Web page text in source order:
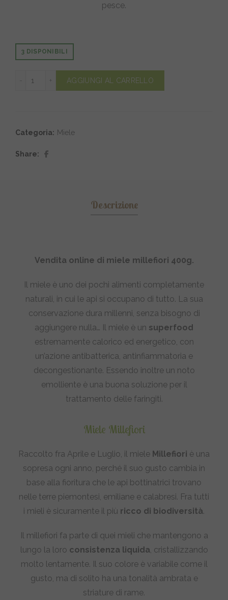
pesce.
3 DISPONIBILI
AGGIUNGI AL CARRELLO
Categoria: Miele
Share
Descrizione
Vendita online di miele millefiori 400g.
Il miele è uno dei pochi alimenti completamente
naturali, in cui le api si occupano di tutto. La sua
conservazione dura millenni, senza bisogno di
aggiungere nulla… Il miele è un superfood
estremamente calorico ed energetico, con
un’azione antibatterica, antinfiammatoria e
decongestionante. Essendo inoltre un noto
emolliente è una buona soluzione per il
trattamento delle faringiti.
Miele Millefiori
Raccolto fra Aprile e Luglio, il miele Millefiori è una
sopresa ogni anno, perché il suo gusto cambia in
base alla fioritura che le api bottinatrici trovano
nelle terre piemontesi, emiliane e calabresi. Fra tutti
i mieli è sicuramente il più ricco di biodiversità.
Il millefiori fa parte di quei mieli che mantengono a
lungo la loro consistenza liquida, cristallizzando
molto lentamente. Il suo colore è variabile come il
gusto, ma di solito ha una tonalità ambrata e
striature di rame.